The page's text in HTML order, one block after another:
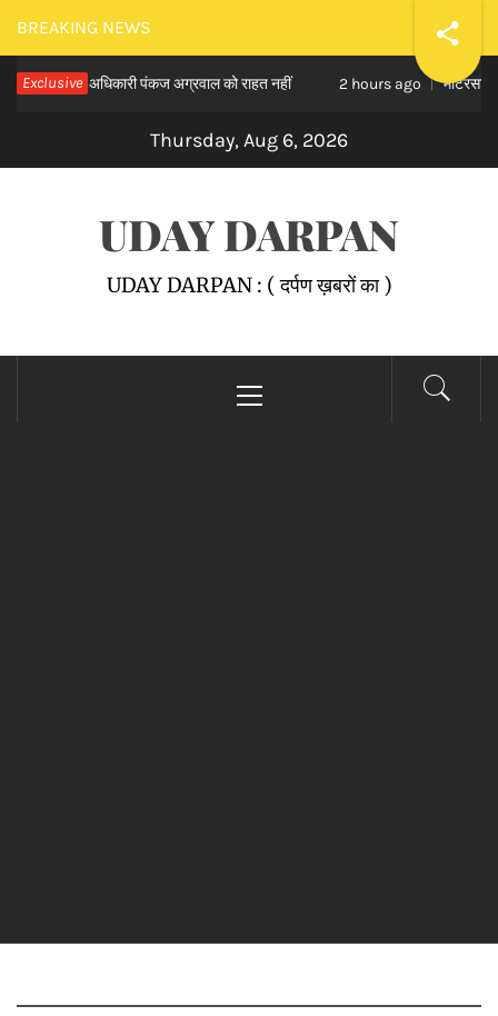
Skip
to
content
BREAKING NEWS
Exclusive
आईएएस अधिकारी पंकज अग्रवाल को राहत नहीं 2 hours ago मोटरसाइकिल
Thursday, Aug 6, 2026
UDAY DARPAN
UDAY DARPAN : ( दर्पण ख़बरों का )
Menu